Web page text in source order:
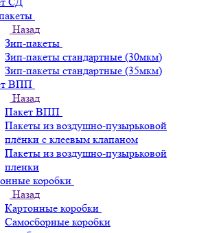
Назад
Зип-пакеты
Зип-пакеты стандартные (30мкм)
Зип-пакеты стандартные (35мкм)
ВПП
Назад
Пакет ВПП
Пакеты из воздушно-пузырьковой
плёнки с клеевым клапаном
Пакеты из воздушно-пузырьковой
пленки
коробки
Назад
Картонные коробки
Самосборные коробки